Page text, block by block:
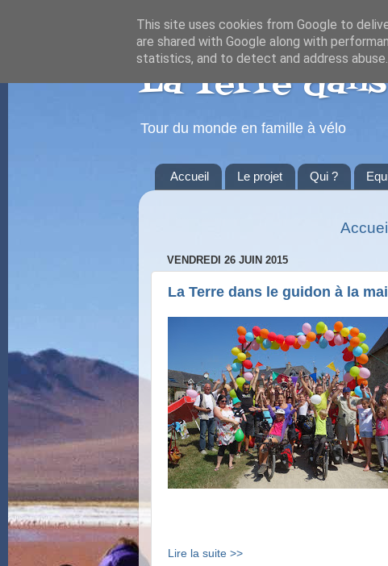
La Terre
Tour du monde en famille à vélo
Accueil Le projet Qui ?
VENDREDI 26 JUIN 2015
La Terre dans le guidon à la
Lire la suite >>
This site uses cookies from Google to
are shared with Google along with
statistics, and to detect and address abuse.